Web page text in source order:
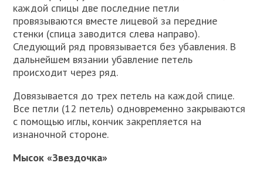
каждой спицы две последние петли
провязываются вместе лицевой за передние
стенки (спица заводится слева направо).
Следующий ряд провязывается без убавления. В
дальнейшем вязании убавление петель
происходит через ряд.
Довязывается до трех петель на каждой спице.
Все петли (12 петель) одновременно закрываются
с помощью иглы, кончик закрепляется на
изнаночной стороне.
Мысок «Звездочка»